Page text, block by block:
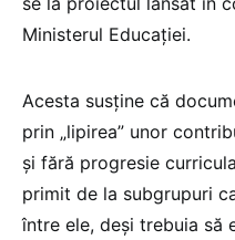
Ministerul Educației.
Acesta susține că
prin „lipirea” unor
și fără progresie
primit de la subgrupuri
între ele, deși trebuia să